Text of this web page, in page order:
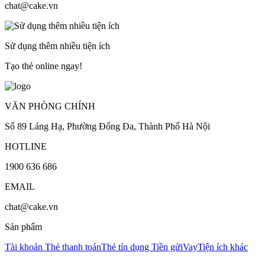
chat@cake.vn
Sử dụng thêm nhiều tiện ích
Tạo thẻ online ngay!
VĂN PHÒNG CHÍNH
Số 89 Láng Hạ, Phường Đống Đa, Thành Phố Hà Nội
HOTLINE
1900 636 686
EMAIL
chat@cake.vn
Sản phẩm
Tài khoản Thẻ thanh toánThẻ tín dụng Tiền gửiVayTiện ích khác